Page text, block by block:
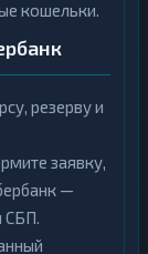
кошельки.
резерву и
заявку,
—
СБП.